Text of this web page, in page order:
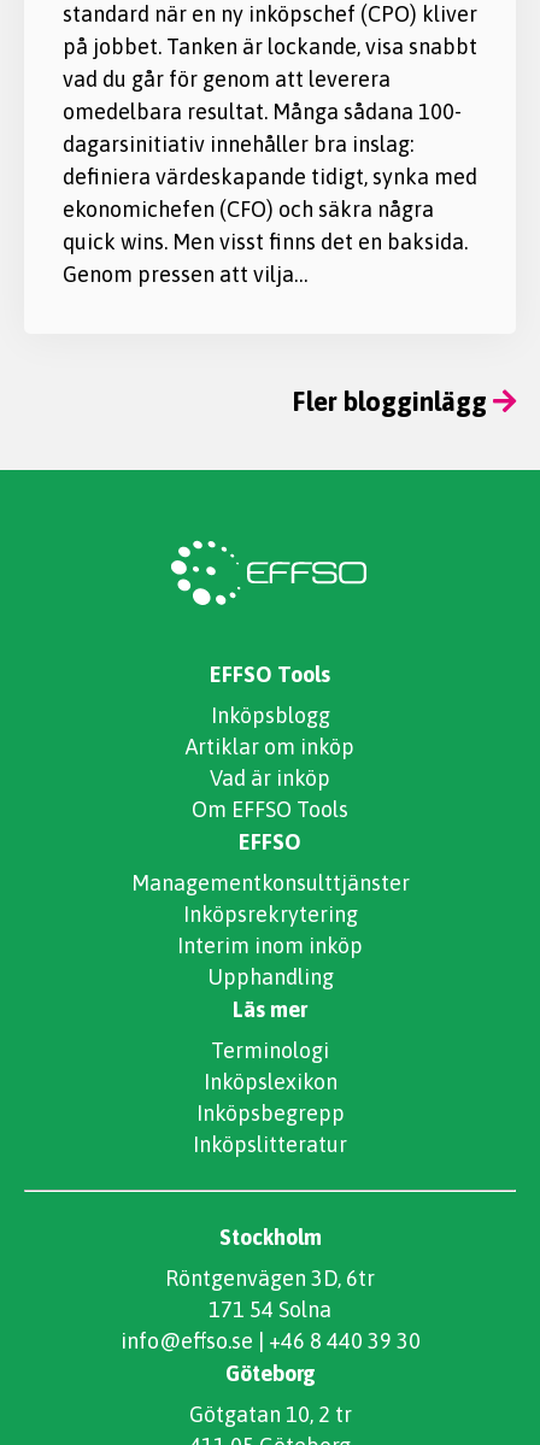
standard när en ny inköpschef (CPO) kliver
på jobbet. Tanken är lockande, visa snabbt
vad du går för genom att leverera
omedelbara resultat. Många sådana 100-
dagarsinitiativ innehåller bra inslag:
definiera värdeskapande tidigt, synka med
ekonomichefen (CFO) och säkra några
quick wins. Men visst finns det en baksida.
Genom pressen att vilja…
Fler blogginlägg
EFFSO Tools
Inköpsblogg
Artiklar om inköp
Vad är inköp
Om EFFSO Tools
EFFSO
Managementkonsulttjänster
Inköpsrekrytering
Interim inom inköp
Upphandling
Läs mer
Terminologi
Inköpslexikon
Inköpsbegrepp
Inköpslitteratur
Stockholm
Röntgenvägen 3D, 6tr
171 54 Solna
info@effso.se
+46 8 440 39 30
Göteborg
Götgatan 10, 2 tr